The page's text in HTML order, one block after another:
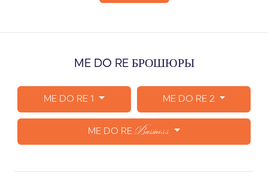
ME DO RE БРОШЮРЫ
ME DO RE 1 ME DO RE 2
ME DO REBusiness